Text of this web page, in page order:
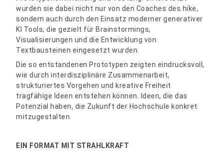
wurden sie dabei nicht nur von den Coaches des hike,
sondern auch durch den Einsatz moderner generativer
KI Tools, die gezielt für Brainstormings,
Visualisierungen und die Entwicklung von
Textbausteinen eingesetzt wurden.
Die so entstandenen Prototypen zeigten eindrucksvoll,
wie durch interdisziplinäre Zusammenarbeit,
strukturiertes Vorgehen und kreative Freiheit
tragfähige Ideen entstehen können. Ideen, die das
Potenzial haben, die Zukunft der Hochschule konkret
mitzugestalten.
EIN FORMAT MIT STRAHLKRAFT